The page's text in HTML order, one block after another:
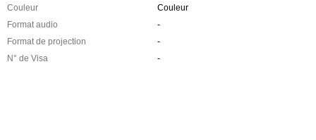
Couleur
Couleur
Format audio
-
Format de projection
-
N° de Visa
-